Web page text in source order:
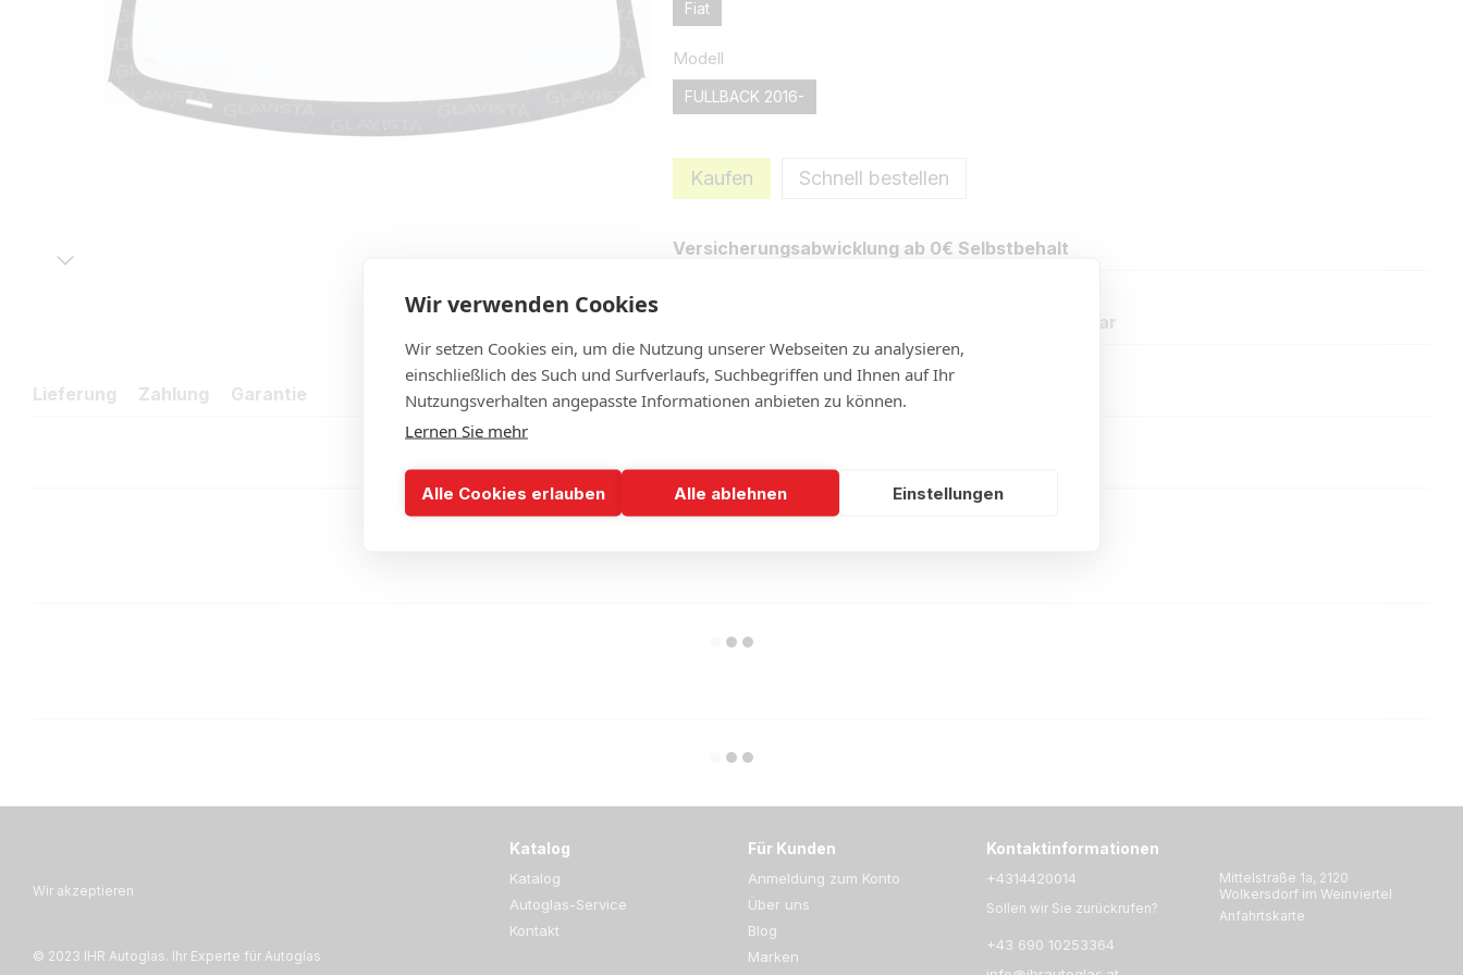
Fiat
Modell
FULLBACK 2016-
Kaufen Schnell bestellen
Versicherungsabwicklung ab 0€ Selbstbehalt
Neue Bewertung oder Kommentar
Lieferung Zahlung Garantie
Wir akzeptieren
© 2023 IHR Autoglas. Ihr Experte für Autoglas
Katalog
Katalog
Autoglas-Service
Kontakt
Für Kunden
Anmeldung zum Konto
Über uns
Blog
Marken
Kontaktinformationen
+4314420014
Sollen wir Sie zurückrufen?
+43 690 10253364
Mittelstraße 1a, 2120
Wolkersdorf im Weinviertel
Anfahrtskarte
Wir verwenden Cookies
Wir setzen Cookies ein, um die Nutzung unserer Webseiten zu analysieren,
einschließlich des Such und Surfverlaufs, Suchbegriffen und Ihnen auf Ihr
Nutzungsverhalten angepasste Informationen anbieten zu können.
Lernen Sie mehr
Alle Cookies erlauben Alle ablehnen Einstellungen